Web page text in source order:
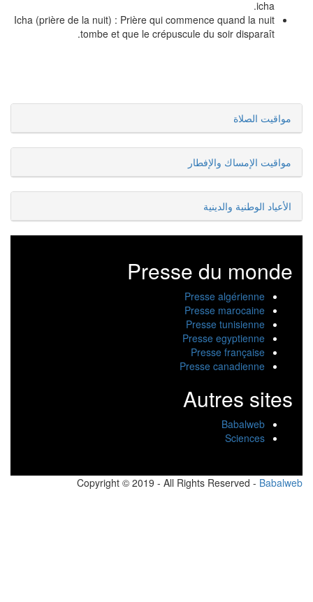
Icha (prière de la nuit) : Prière qui commence quand la nuit
tombe et que le crépuscule du soir disparaît.
مواقيت الصلاة
مواقيت الإمساك والإفطار
الأعياد الوطنية والدينية
Presse du monde
Presse algérienne
Presse marocaine
Presse tunisienne
Presse egyptienne
Presse française
Presse canadienne
Autres sites
Babalweb
Sciences
Copyright © 2019 - All Rights Reserved -